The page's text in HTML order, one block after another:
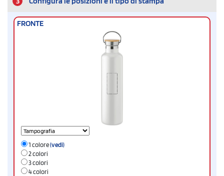
FRONTE
1 colore(vedi)
2 colori
3 colori
4 colori